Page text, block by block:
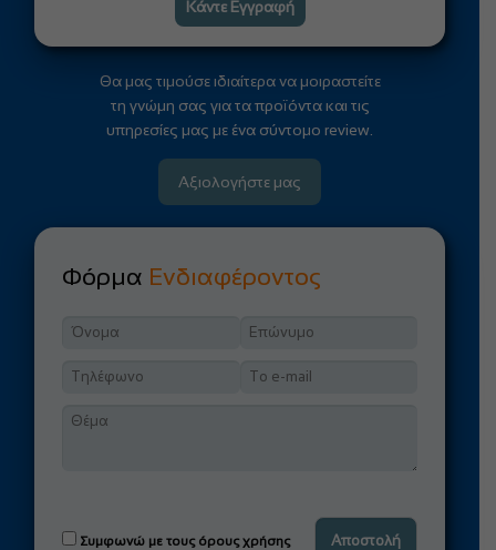
Κάντε Εγγραφή
Θα μας τιμούσε ιδιαίτερα να μοιραστείτε
τη γνώμη σας για τα προϊόντα και τις
υπηρεσίες μας με ένα σύντομο review.
Αξιολογήστε μας
Φόρμα Ενδιαφέροντος
Συμφωνώ με τους όρους χρήσης